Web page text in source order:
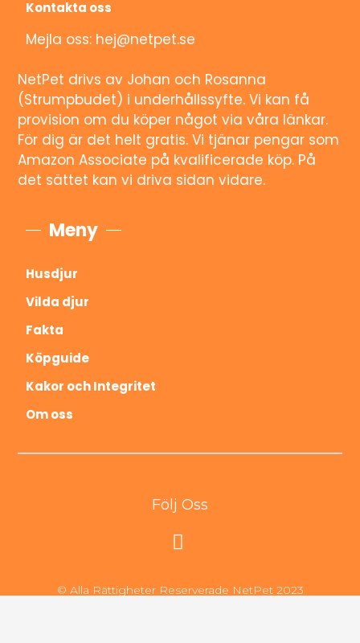
Kontakta oss
Mejla oss: hej@netpet.se
NetPet drivs av Johan och Rosanna
(Strumpbudet) i underhållssyfte. Vi kan få
provision om du köper något via våra länkar.
För dig är det helt gratis. Vi tjänar pengar som
Amazon Associate på kvalificerade köp. På
det sättet kan vi driva sidan vidare.
Meny
Husdjur
Vilda djur
Fakta
Köpguide
Kakor och Integritet
Om oss
Följ Oss
© Alla Rättigheter Reserverade NetPet 2023